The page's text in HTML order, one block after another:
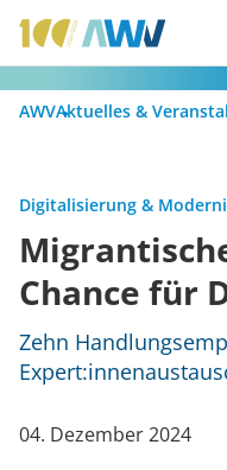
AWVAktuelles &
Digitalisierung &
Chance für
Zehn
04. Dezember 2024